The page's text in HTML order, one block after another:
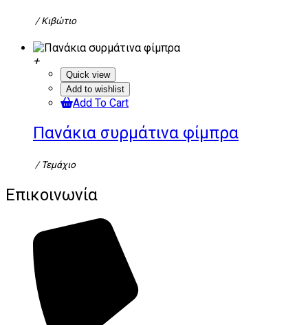
/ Κιβώτιο
Quick view
Add to wishlist
Add To Cart
Πανάκια συρμάτινα φίμπρα
/ Τεμάχιο
Επικοινωνία